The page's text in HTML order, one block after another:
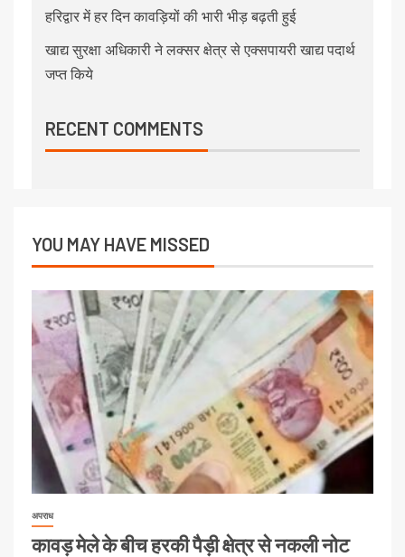
हरिद्वार में हर दिन कावड़ियों की भारी भीड़ बढ़ती हुई
खाद्य सुरक्षा अधिकारी ने लक्सर क्षेत्र से एक्सपायरी खाद्य पदार्थ
जप्त किये
RECENT COMMENTS
YOU MAY HAVE MISSED
अपराध
कावड़ मेले के बीच हरकी पैड़ी क्षेत्र से नकली नोट